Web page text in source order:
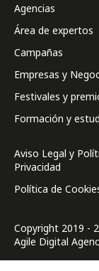
Agencias
Área de expertos
Campañas
Empresas y
Festivales y
Formación y
Aviso Legal y
Privacidad
Política de
Copyright 2019 -
Agile Digital